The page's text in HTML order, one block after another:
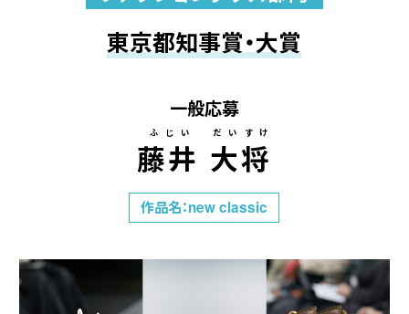
東京都知事賞・大賞
一般応募
藤井 大将
ふじい だいすけ
作品名：new classic